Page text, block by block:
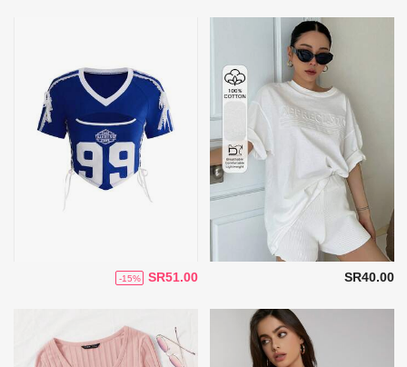
SR40.00
SR51.00
-15%